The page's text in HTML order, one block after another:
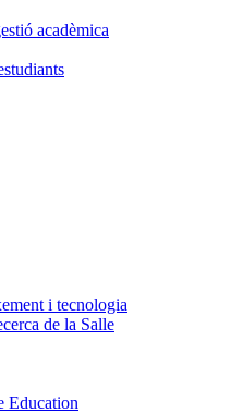
acadèmica
i tecnologia
de la Salle
Education